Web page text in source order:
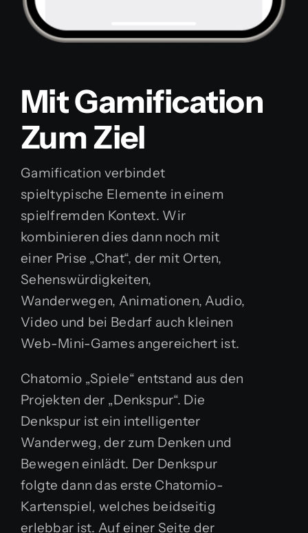
Mit Gamification
Zum Ziel
Gamification verbindet
spieltypische Elemente in einem
spielfremden Kontext. Wir
kombinieren dies dann noch mit
einer Prise „Chat“, der mit Orten,
Sehenswürdigkeiten,
Wanderwegen, Animationen, Audio,
Video und bei Bedarf auch kleinen
Web-Mini-Games angereichert ist.
Chatomio „Spiele“ entstand aus den
Projekten der „Denkspur“. Die
Denkspur ist ein intelligenter
Wanderweg, der zum Denken und
Bewegen einlädt. Der Denkspur
folgte dann das erste Chatomio-
Kartenspiel, welches beidseitig
erlebbar ist. Auf einer Seite der